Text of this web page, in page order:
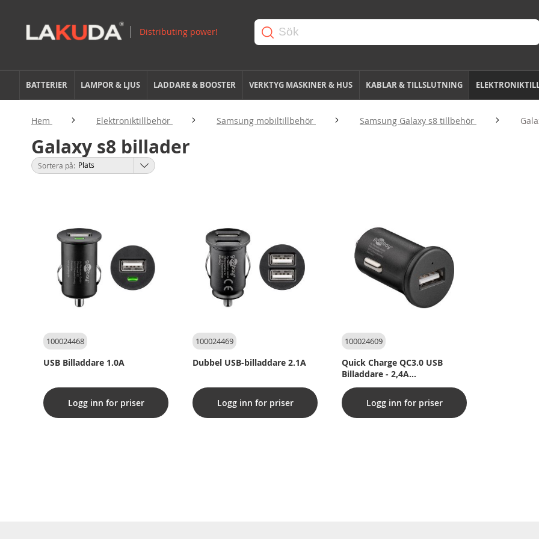
BATTERIER LAMPOR & LJUS LADDARE & BOOSTER VERKTYG MASKINER & HUS KABLAR & TILLSLUTNING
Hem Elektroniktillbehör Samsung mobiltillbehör Samsung Galaxy s8 tillbehör
Galaxy s8 billader
Sortera på
100024468
USB Billaddare 1.0A
Logg inn for priser
100024469
Dubbel USB-billaddare 2.1A
Logg inn for priser
100024609
Quick Charge QC3.0 USB
Billaddare - 2,4A
snabbladdning
Logg inn for priser